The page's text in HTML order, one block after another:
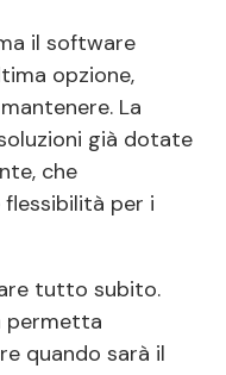
il software
opzione,
La
già dotate
che
per i
tutto subito.
permetta
quando sarà il